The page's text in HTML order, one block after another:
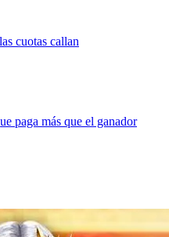
cuotas callan
paga más que el ganador